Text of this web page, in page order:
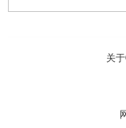
关